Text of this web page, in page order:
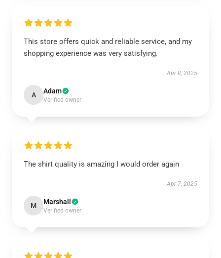
This store offers quick and reliable service, and my
shopping experience was very satisfying.
Apr 8, 2025
A Adam
Verified owner
The shirt quality is amazing I would order again
Apr 7, 2025
M Marshall
Verified owner